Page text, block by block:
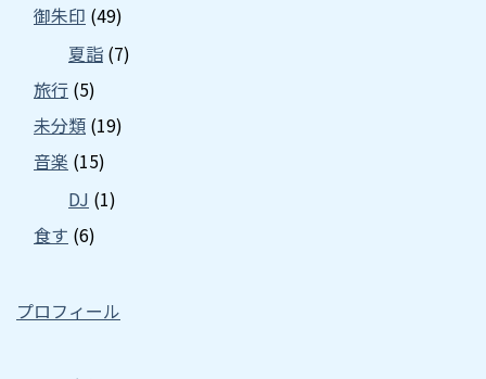
御朱印 (49)
夏詣 (7)
旅行 (5)
未分類 (19)
音楽 (15)
DJ (1)
食す (6)
プロフィール